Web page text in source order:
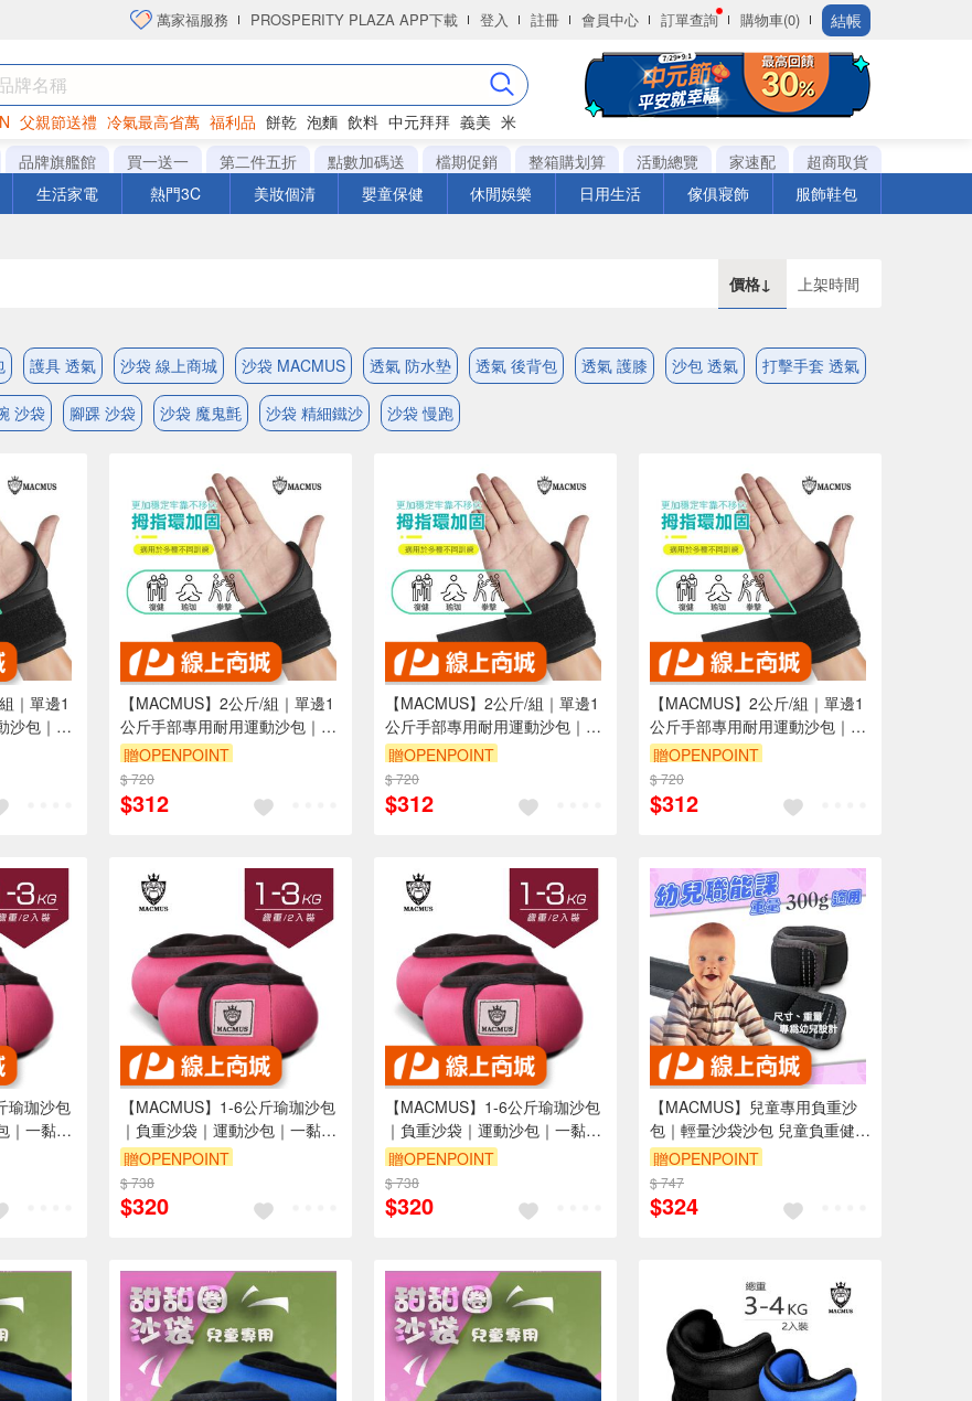
萬家福服務 PROSPERITY PLAZA APP下載 登入 註冊 會員中心 訂單查詢 購物車(0) 結帳
父親節送禮 冷氣最高省萬 福利品 餅乾 泡麵 飲料 中元拜拜 義美 米
生紙
品牌旗艦館 買一送一 第二件五折 點數加碼送 檔期促銷 整箱購划算 活動總覽 家速配
超商取貨
生活家電 熱門3C 美妝個清 嬰童保健 休閒娛樂 日用生活 傢俱寢飾 服飾鞋包
價格↓ 上架時間
護具 透氣 沙袋 線上商城 沙袋 MACMUS 透氣 防水墊 透氣 後背包 透氣 護膝 沙包 透氣 打擊手套 透氣
沙袋 腳踝 沙袋 沙袋 魔鬼氈 沙袋 精細鐵沙 沙袋 慢跑
｜單邊1
沙包｜健
袋腳踝
負重沙
【MACMUS】2公斤/組｜單邊1
公斤手部專用耐用運動沙包｜健
身沙袋負重沙包｜綁手沙袋腳踝
沙袋復健沙包｜運動沙袋負重沙
袋(裸包出貨)
贈OPENPOINT
$ 720
$312
【MACMUS】2公斤/組｜單邊1
公斤手部專用耐用運動沙包｜健
身沙袋負重沙包｜綁手沙袋腳踝
沙袋復健沙包｜運動沙袋負重沙
袋(裸包出貨)
贈OPENPOINT
$ 720
$312
【MACMUS】2公斤/組｜單邊1
公斤手部專用耐用運動沙包｜健
身沙袋負重沙包｜綁手沙袋腳踝
沙袋復健沙包｜運動沙袋負重沙
袋(裸包出貨)
贈OPENPOINT
$ 720
$312
瑜珈沙包
｜一黏一
練、瑜
(裸包
【MACMUS】1-6公斤瑜珈沙包
｜負重沙袋｜運動沙包｜一黏一
拉穿脫方便｜適合健身訓練、瑜
伽、復健可綁手、腳、腿(裸包
出貨)
贈OPENPOINT
$ 738
$320
【MACMUS】1-6公斤瑜珈沙包
｜負重沙袋｜運動沙包｜一黏一
拉穿脫方便｜適合健身訓練、瑜
伽、復健可綁手、腳、腿(裸包
出貨)
贈OPENPOINT
$ 738
$320
【MACMUS】兒童專用負重沙
包｜輕量沙袋沙包 兒童負重健身
沙包 職能重量訓練袋 小型負重
沙袋 兒童專用力量訓練沙包(裸
包出貨)
贈OPENPOINT
$ 747
$324